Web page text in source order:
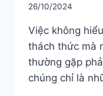
26/10/2024
Việc không
thách thức mà
thường gặp
chúng chỉ là